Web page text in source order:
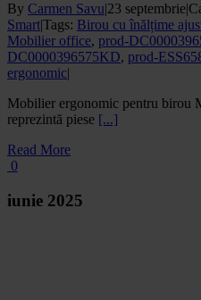
By Carmen Savu|23 septembrie|
Smart|Tags: Birou cu înălțime
Mobilier office, prod-
DC0000396575KD, prod-
ergonomic|
Mobilier ergonomic pentru birou
reprezintă piese [...]
Read More
0
iunie 2025